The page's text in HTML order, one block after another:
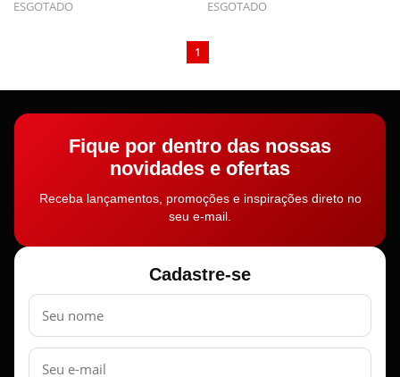
ESGOTADO ESGOTADO
1
Fique por dentro das nossas
novidades e ofertas
Receba lançamentos, promoções e inspirações direto no
seu e-mail.
Cadastre-se
Nome
E-
mail